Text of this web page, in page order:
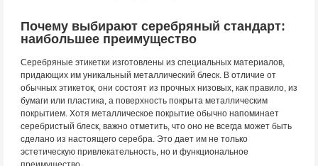
Почему выбирают серебряный стандарт:
наибольшее преимущество
Серебряные этикетки изготовлены из специальных материалов,
придающих им уникальный металлический блеск. В отличие от
обычных этикеток, они состоят из прочных низовых, как правило, из
бумаги или пластика, а поверхность покрыта металлическим
покрытием. Хотя металлическое покрытие обычно напоминает
серебристый блеск, важно отметить, что оно не всегда может быть
сделано из настоящего серебра. Это дает им не только
эстетическую привлекательность, но и функциональное